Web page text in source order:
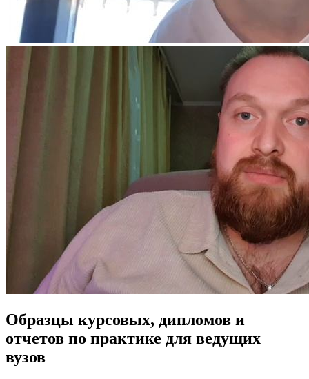
Образцы курсовых, дипломов и
отчетов по практике для ведущих
вузов